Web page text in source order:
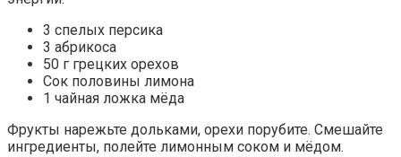
3 спелых персика
3 абрикоса
50 г грецких орехов
Сок половины лимона
1 чайная ложка мёда
Фрукты нарежьте дольками, орехи порубите. Смешайте
ингредиенты, полейте лимонным соком и мёдом.